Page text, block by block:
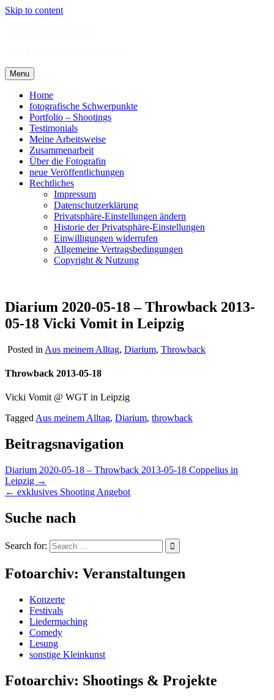
Skip to content
Menu
Home
fotografische Schwerpunkte
Portfolio – Shootings
Testimonials
Meine Arbeitsweise
Zusammenarbeit
Über die Fotografin
neue Veröffentlichungen
Rechtliches
Impressum
Datenschutzerklärung
Privatsphäre-Einstellungen ändern
Historie der Privatsphäre-Einstellungen
Einwilligungen widerrufen
Allgemeine Vertragsbedingungen
Copyright & Nutzung
Diarium 2020-05-18 – Throwback 2013-
05-18 Vicki Vomit in Leipzig
Posted in Aus meinem Alltag, Diarium, Throwback
Throwback 2013-05-18
Vicki Vomit @ WGT in Leipzig
Tagged Aus meinem Alltag, Diarium, throwback
Beitragsnavigation
Diarium 2020-05-18 – Throwback 2013-05-18 Coppelius in
Leipzig →
← exklusives Shooting Angebot
Suche nach
Search for:
Fotoarchiv: Veranstaltungen
Konzerte
Festivals
Liedermaching
Comedy
Lesung
sonstige Kleinkunst
Fotoarchiv: Shootings & Projekte